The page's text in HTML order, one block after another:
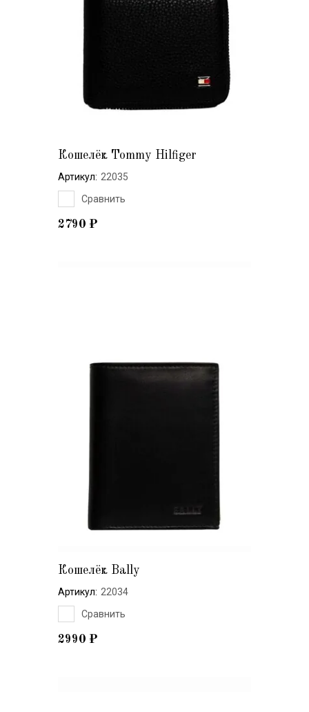
Кошелёк Tommy Hilfiger
2790 ₽
Артикул: 22035
Сравнить
Кошелёк Bally
2990 ₽
Артикул: 22034
Сравнить